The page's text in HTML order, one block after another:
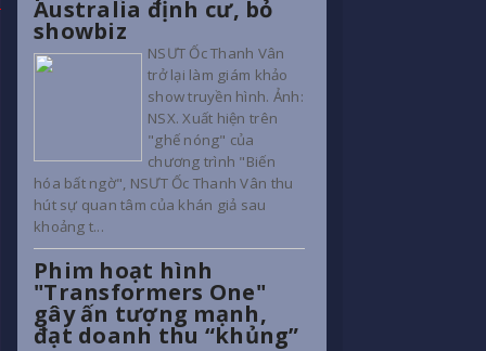
Australia định cư, bỏ
showbiz
NSƯT Ốc Thanh Vân
trở lại làm giám khảo
show truyền hình. Ảnh:
NSX. Xuất hiện trên
"ghế nóng" của
chương trình "Biến
hóa bất ngờ", NSƯT Ốc Thanh Vân thu
hút sự quan tâm của khán giả sau
khoảng t...
Phim hoạt hình
"Transformers One"
gây ấn tượng mạnh,
đạt doanh thu “khủng”